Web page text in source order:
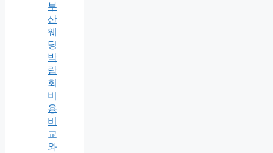
부
산
웨
딩
박
람
회
비
용
비
교
와